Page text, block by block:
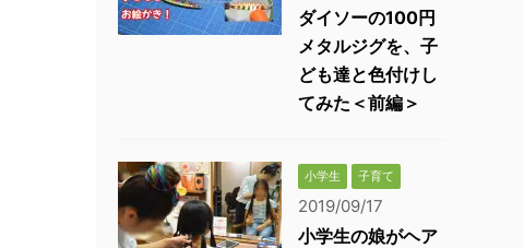
ダイソーの100円
メタルジグを、子
ども達と色付けし
てみた＜前編＞
小学生 子育て
2019/09/17
小学生の娘がヘア